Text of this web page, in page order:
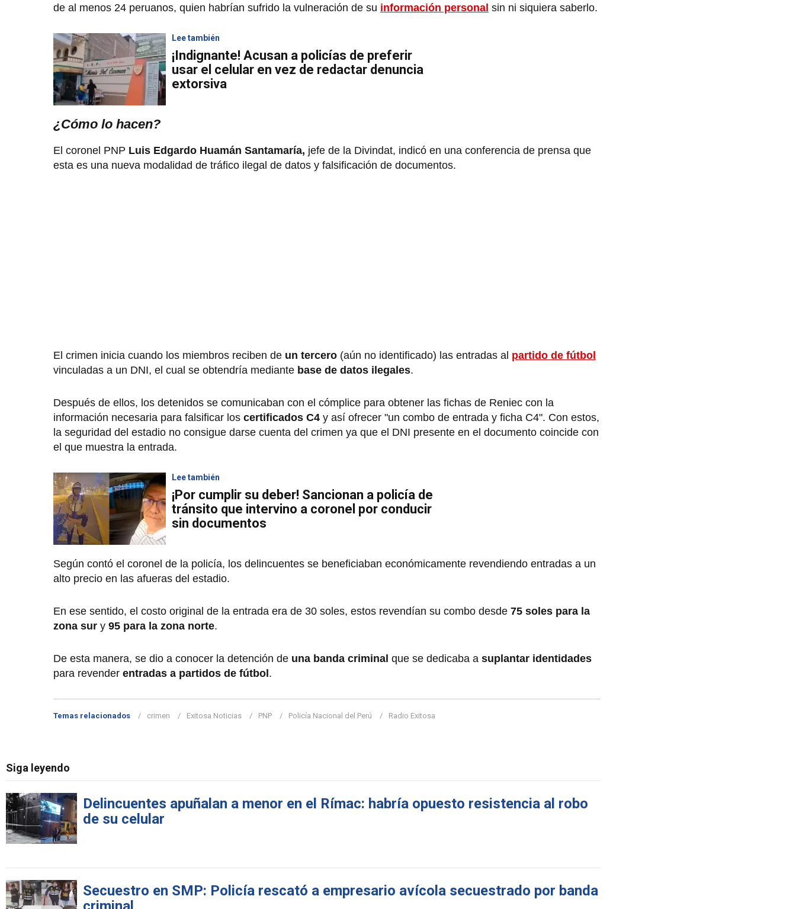
de al menos 24 peruanos, quien habrían sufrido la vulneración de su información personal sin ni siquiera saberlo.
Lee también
¡Indignante! Acusan a policías de preferir
usar el celular en vez de redactar denuncia
extorsiva
¿Cómo lo hacen?
El coronel PNP Luis Edgardo Huamán Santamaría, jefe de la Divindat, indicó en una conferencia de prensa que
esta es una nueva modalidad de tráfico ilegal de datos y falsificación de documentos.
El crimen inicia cuando los miembros reciben de un tercero (aún no identificado) las entradas al partido de fútbol
vinculadas a un DNI, el cual se obtendría mediante base de datos ilegales.
Después de ellos, los detenidos se comunicaban con el cómplice para obtener las fichas de Reniec con la
información necesaria para falsificar los certificados C4 y así ofrecer "un combo de entrada y ficha C4". Con estos,
la seguridad del estadio no consigue darse cuenta del crimen ya que el DNI presente en el documento coincide con
el que muestra la entrada.
Lee también
¡Por cumplir su deber! Sancionan a policía de
tránsito que intervino a coronel por conducir
sin documentos
Según contó el coronel de la policía, los delincuentes se beneficiaban económicamente revendiendo entradas a un
alto precio en las afueras del estadio.
En ese sentido, el costo original de la entrada era de 30 soles, estos revendían su combo desde 75 soles para la
zona sur y 95 para la zona norte.
De esta manera, se dio a conocer la detención de una banda criminal que se dedicaba a suplantar identidades
para revender entradas a partidos de fútbol .
Temas relacionados crimen Exitosa Noticias PNP Policía Nacional del Perú Radio Exitosa
Siga leyendo
Delincuentes apuñalan a menor en el Rímac: habría opuesto resistencia al robo
de su celular
Secuestro en SMP: Policía rescató a empresario avícola secuestrado por banda